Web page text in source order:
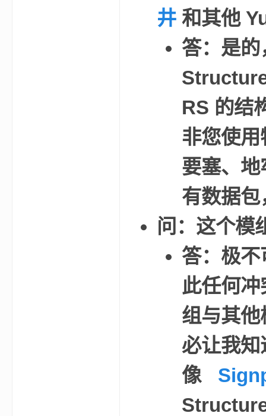
井 和其他
答：是
RS 的结
非您使
要塞、
有数据
问：这个模
答：极
此任何
组与其
必让我知
像